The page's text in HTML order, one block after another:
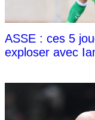
ASSE : ces 5
exploser avec